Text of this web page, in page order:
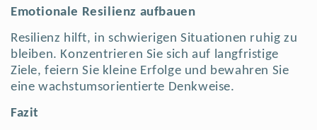
Emotionale Resilienz aufbauen
Resilienz hilft, in schwierigen Situationen ruhig zu
bleiben. Konzentrieren Sie sich auf langfristige
Ziele, feiern Sie kleine Erfolge und bewahren Sie
eine wachstumsorientierte Denkweise.
Fazit